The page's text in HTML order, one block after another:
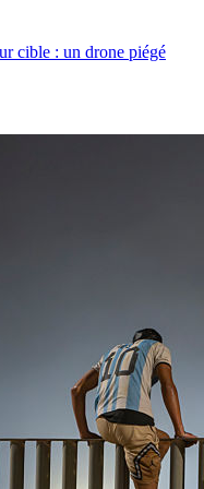
cible : un drone piégé